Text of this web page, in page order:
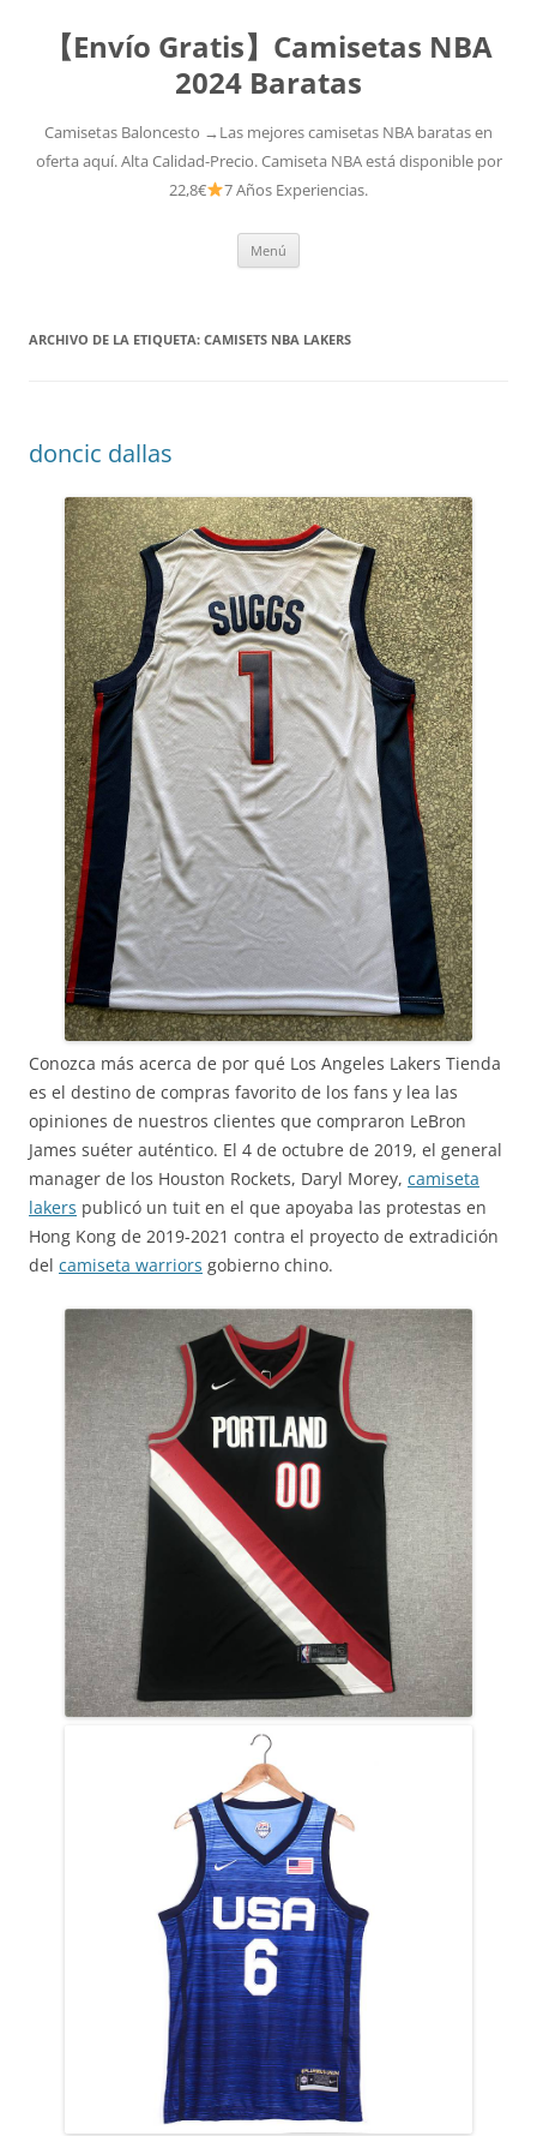
【Envío Gratis】Camisetas NBA
2024 Baratas
Camisetas Baloncesto →Las mejores camisetas NBA baratas en
oferta aquí. Alta Calidad-Precio. Camiseta NBA está disponible por
22,8€
7 Años Experiencias.
Menú
ARCHIVO DE LA ETIQUETA: CAMISETS NBA LAKERS
doncic dallas
Conozca más acerca de por qué Los Angeles Lakers Tienda
es el destino de compras favorito de los fans y lea las
opiniones de nuestros clientes que compraron LeBron
James suéter auténtico. El 4 de octubre de 2019, el general
manager de los Houston Rockets, Daryl Morey, camiseta
lakers publicó un tuit en el que apoyaba las protestas en
Hong Kong de 2019-2021 contra el proyecto de extradición
del camiseta warriors gobierno chino.